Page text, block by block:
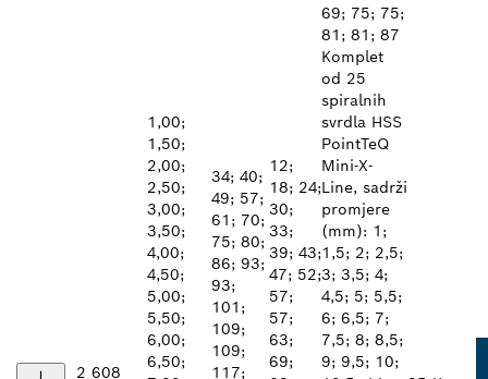
69; 75; 75;
81; 81; 87
2 608
1,00;
1,50;
2,00;
2,50;
3,00;
3,50;
4,00;
4,50;
5,00;
5,50;
6,00;
6,50;
34; 40;
49; 57;
61; 70;
75; 80;
86; 93;
93;
101;
109;
109;
117;
12;
18; 24;
30;
33;
39; 43;
47; 52;
57;
57;
63;
69;
Komplet
od 25
spiralnih
svrdla HSS
PointTeQ
Mini-X-
Line, sadrži
promjere
(mm): 1;
1,5; 2; 2,5;
3; 3,5; 4;
4,5; 5; 5,5;
6; 6,5; 7;
7,5; 8; 8,5;
9; 9,5; 10;